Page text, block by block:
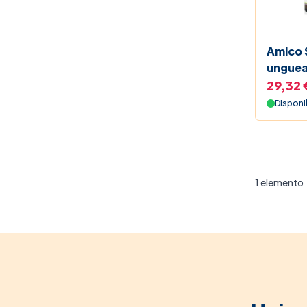
Black
Le
Amico
29,32
1 elemento